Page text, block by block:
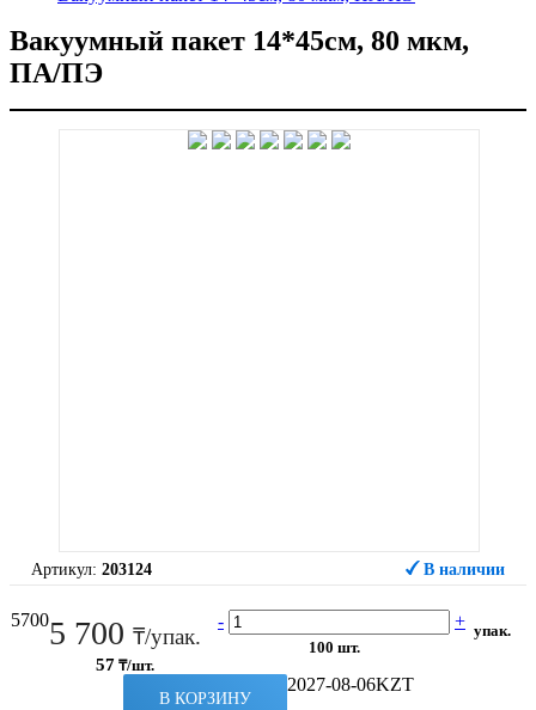
Вакуумный пакет 14*45см, 80 мкм,
ПА/ПЭ
Артикул: 203124 В наличии
57005 700 ₸/упак.
57 ₸/шт.
- +
100 шт.
упак.
В КОРЗИНУ
2027-08-06KZT